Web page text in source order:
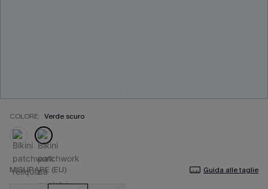
COLORE: Verde scuro
MISURARE (EU) Guida alle taglie